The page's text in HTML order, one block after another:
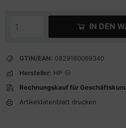
IN DEN
GTIN/EAN: 0829160069340
Hersteller: HP
Rechnungskauf für
Artikeldatenblatt drucken